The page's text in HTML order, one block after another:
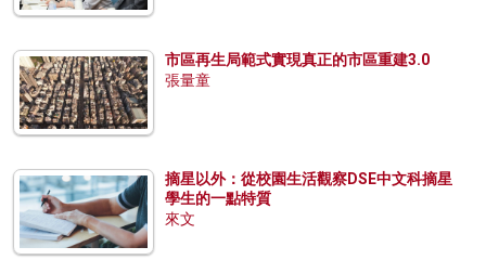
市區再生局範式實現真正的市區重建3.0
張量童
摘星以外：從校園生活觀察DSE中文科摘星
學生的一點特質
來文